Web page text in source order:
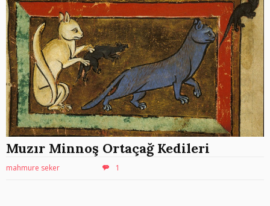
Muzır Minnoş Ortaçağ Kedileri
mahmure seker 1